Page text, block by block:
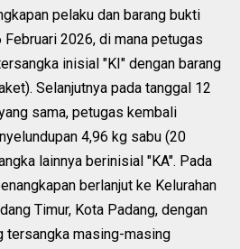
pelaku dan barang bukti
2026, di mana petugas
inisial "KI" dengan barang
Selanjutnya pada tanggal 12
sama, petugas kembali
4,96 kg sabu (20
lainnya berinisial "KA". Pada
berlanjut ke Kelurahan
Timur, Kota Padang, dengan
tersangka masing-masing